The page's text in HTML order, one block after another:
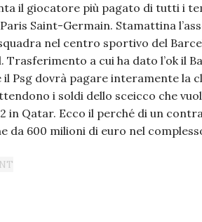
il giocatore più pagato di tutti i
Saint-Germain. Stamattina
nel centro sportivo del
Trasferimento a cui ha dato l’ok il
il Psg dovrà pagare interamente la
i soldi dello sceicco che
in Qatar. Ecco il perché di un
da 600 milioni di euro nel